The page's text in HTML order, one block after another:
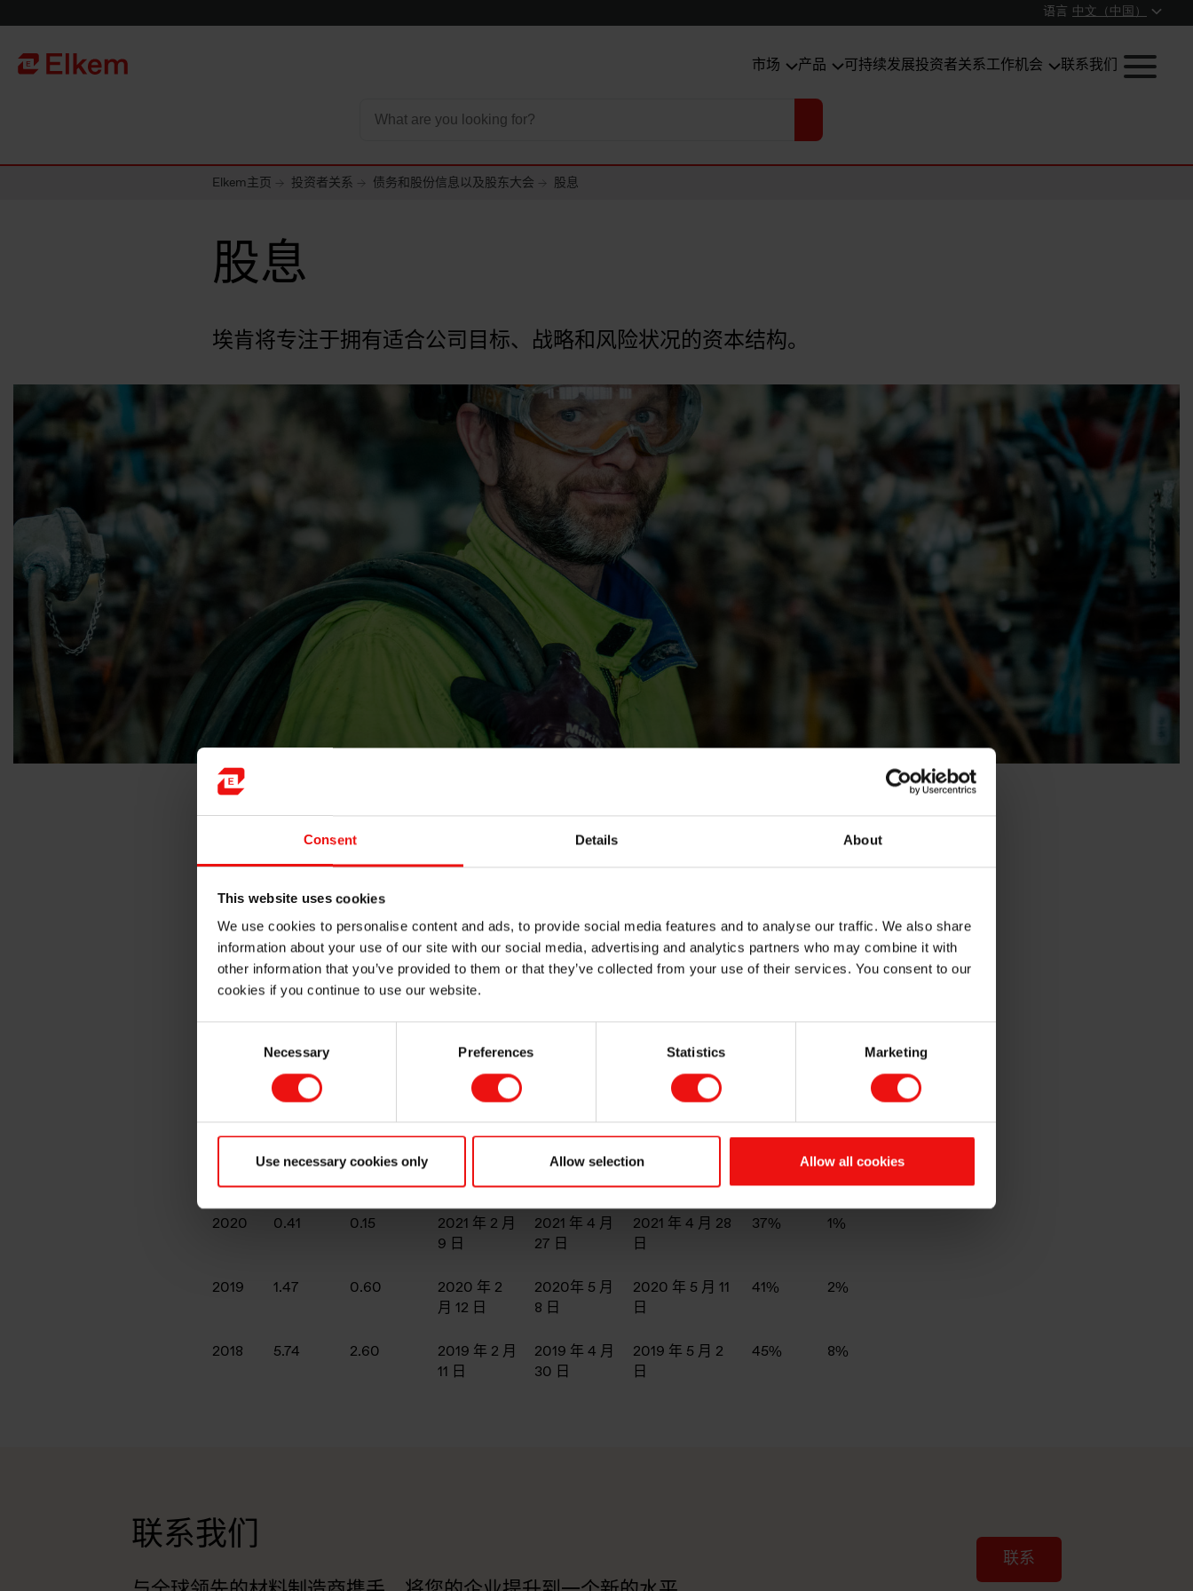
Consent Details About
This website uses cookies
We use cookies to personalise content and ads, to provide social media features and to analyse our traffic. We also share
information about your use of our site with our social media, advertising and analytics partners who may combine it with
other information that you’ve provided to them or that they’ve collected from your use of their services. You consent to our
cookies if you continue to use our website.
Necessary Preferences Statistics Marketing
Use necessary cookies only Allow selection Allow all cookies
语言 中文（中国）
To start page 市场 产品 可持续发展投资者关系工作机会 联系我们
Elkem主页 投资者关系 债务和股份信息以及股东大会 股息
股息
埃肯将专注于拥有适合公司目标、战略和风险状况的资本结构。
公司打算支付反映基本收益和现金流的股息。
埃肯的目标年度股息支付比率为集团净收入的 30-50%。
制，还将考虑资本支出计划、融资要求和保持适当的战略灵活性。任何未来的股息支付将以 NOK（挪威克朗）计价，并通
过 VPS 支付给股东。
每股收
益
（挪威克
朗）
（挪威克
率
15.09
2023 年 2
2023 年 5 月 2
7.49 3.00
月 9 日
2022 年 4
2022 年 4 月 28
9%
2020 0.41 0.15
2021 年 2 月
9 日
2021 年 4 月
27 日
2021 年 4 月 28
日
37% 1%
2019 1.47 0.60
2020 年 2
月 12 日
2020年 5 月
8 日
2020 年 5 月 11
日
41% 2%
2018 5.74 2.60
2019 年 2 月
11 日
2019 年 4 月
30 日
2019 年 5 月 2
日
45% 8%
联系我们
联系